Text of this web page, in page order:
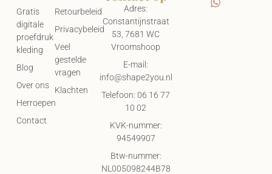
Retourbeleid
Privacybeleid
Veel
gestelde
vragen
Klachten
Gratis
digitale
proefdruk
kleding
Blog
Over ons
Herroepen
Contact
Adres:
Constantijnstraat
53, 7681 WC
Vroomshoop
E-mail:
info@shape2you.nl
Telefoon: 06 16 77
10 02
KVK-nummer:
94549907
Btw-nummer:
NL005098244B78